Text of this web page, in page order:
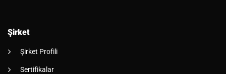
Şirket
Şirket Profili
Sertifikalar